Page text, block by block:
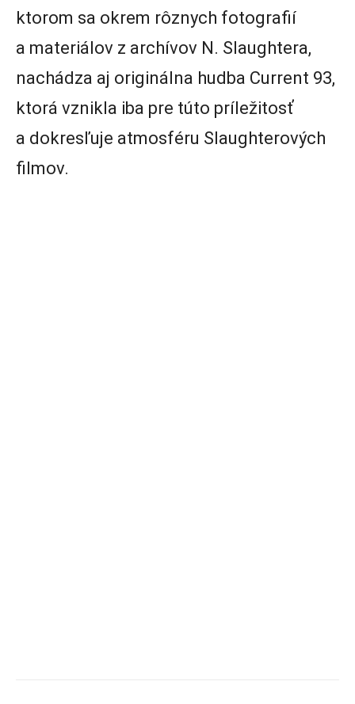
ktorom sa okrem rôznych fotografií
a materiálov z archívov N. Slaughtera,
nachádza aj originálna hudba Current 93,
ktorá vznikla iba pre túto príležitosť
a dokresľuje atmosféru Slaughterových
filmov.